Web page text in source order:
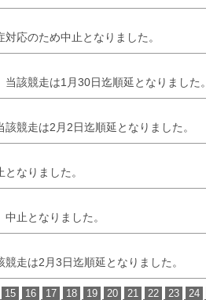
応のため中止となりました。
該競走は1月30日迄順延となりました。
競走は2月2日迄順延となりました。
なりました。
止となりました。
走は2月3日迄順延となりました。
15 16 17 18 19 20 21 22 23 24